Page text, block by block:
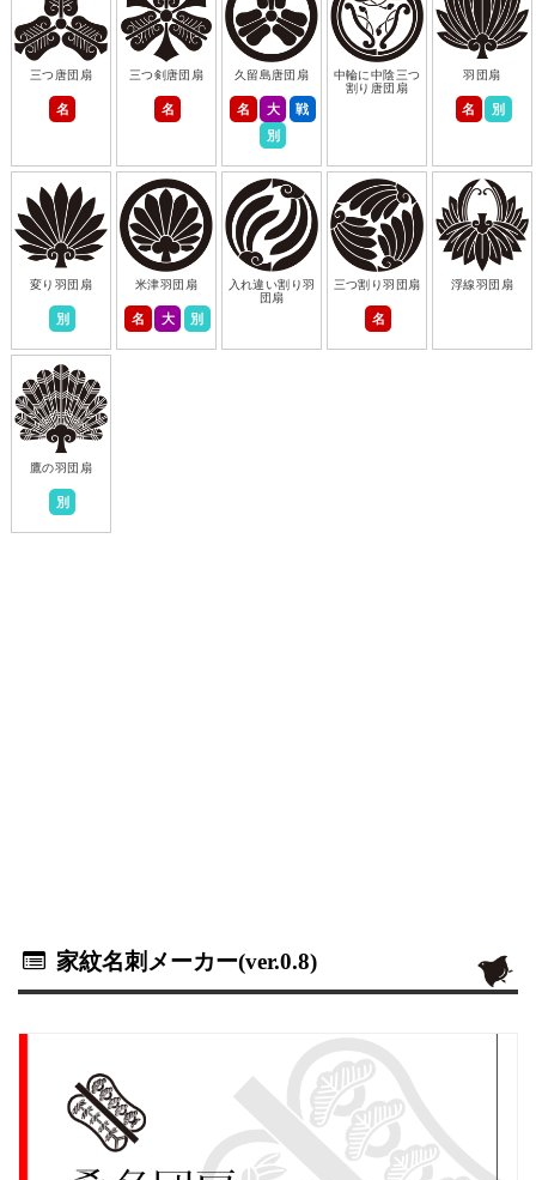
三つ唐団扇
名
三つ剣唐団扇
名
久留島唐団扇
名 大
戦
別
中輪に中陰三つ
割り唐団扇
羽団扇
名 別
変り羽団扇
別
米津羽団扇
名 大 別
入れ違い割り羽
団扇
三つ割り羽団扇
名
浮線羽団扇
鷹の羽団扇
別
家紋名刺メーカー(ver.0.8)